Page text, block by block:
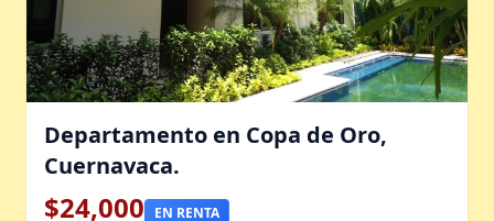
Departamento en Copa de Oro,
Cuernavaca.
$24,000 EN RENTA